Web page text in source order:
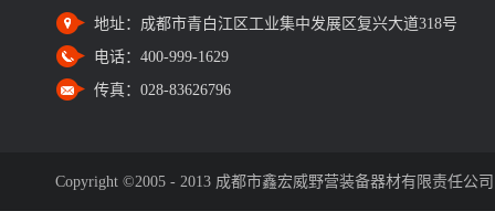
地址： 成都市青白江区工业集中发展区复兴大道318号
电话： 400-999-1629
传真： 028-83626796
Copyright ©2005 - 2013 成都市鑫宏威野营装备器材有限责任公司